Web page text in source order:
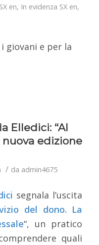
en, In evidenza SX en,
giovani e per la
Elledici: “Al
edizione
/ da admin4675
segnala l’uscita
del dono. La
“, un pratico
quali